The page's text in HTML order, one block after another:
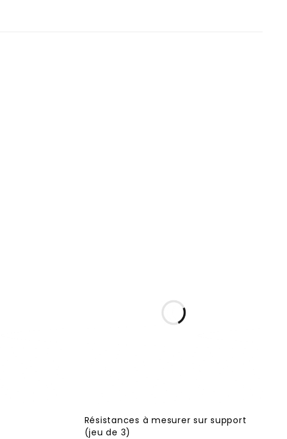
Résistances à mesurer sur support
(jeu de 3)